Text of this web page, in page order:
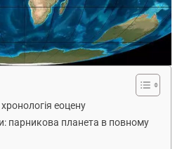
еоцену
парникова планета в повному